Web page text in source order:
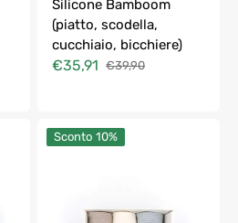
Silicone Bamboom
(piatto, scodella,
cucchiaio, bicchiere)
Prezzo
€35,91
Prezzo
€39,90
Gift
BoxSconto 10%